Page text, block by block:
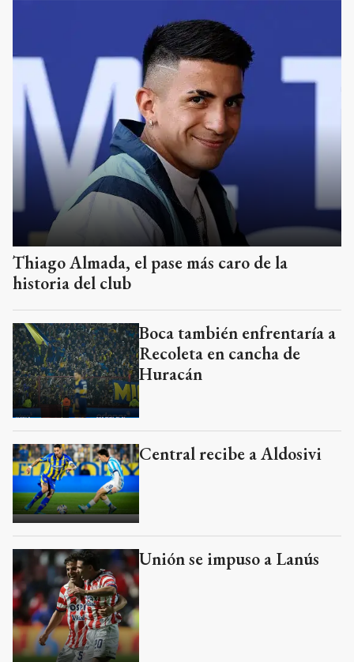
Thiago Almada, el pase más caro de la
historia del club
Boca también enfrentaría a
Recoleta en cancha de
Huracán
Central recibe a Aldosivi
Unión se impuso a Lanús